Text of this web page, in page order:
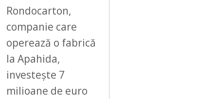
Rondocarton,
companie care
operează o fabrică
la Apahida,
investește 7
milioane de euro